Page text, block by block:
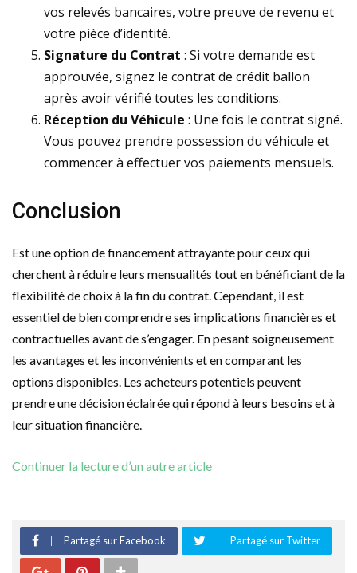
vos relevés bancaires, votre preuve de revenu et
votre pièce d’identité.
Signature du Contrat : Si votre demande est
approuvée, signez le contrat de crédit ballon
après avoir vérifié toutes les conditions.
Réception du Véhicule : Une fois le contrat signé.
Vous pouvez prendre possession du véhicule et
commencer à effectuer vos paiements mensuels.
Conclusion
Est une option de financement attrayante pour ceux qui
cherchent à réduire leurs mensualités tout en bénéficiant de la
flexibilité de choix à la fin du contrat. Cependant, il est
essentiel de bien comprendre ses implications financières et
contractuelles avant de s’engager. En pesant soigneusement
les avantages et les inconvénients et en comparant les
options disponibles. Les acheteurs potentiels peuvent
prendre une décision éclairée qui répond à leurs besoins et à
leur situation financière.
Continuer la lecture d’un autre article
Partagé sur Facebook Partagé sur Twitter